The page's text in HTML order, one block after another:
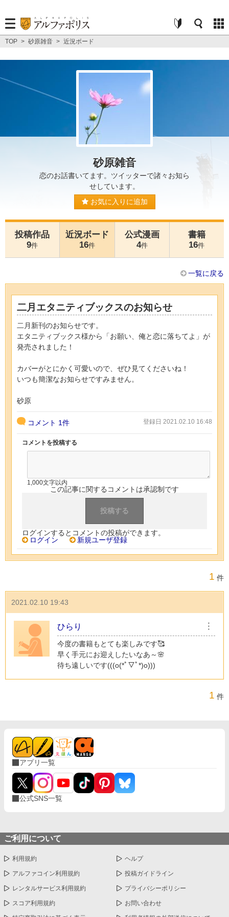
TOP > 砂原雑音 > 近況ボード
砂原雑音
恋のお話書いてます。ツイッターで諸々お知ら
せしています。
お気に入りに追加
投稿作品
9件
近況ボード
16件
公式漫画
4件
書籍
16件
一覧に戻る
二月エタニティブックスのお知らせ
二月新刊のお知らせです。
エタニティブックス様から「お願い、俺と恋に落ちてよ」が
発売されました！
カバーがとにかく可愛いので、ぜひ見てくださいね！
いつも簡潔なお知らせですみません。
砂原
コメント 1件 登録日 2021.02.10 16:48
コメントを投稿する
1,000文字以内
この記事に関するコメントは承認制です
ログインするとコメントの投稿ができます。
ログイン
新規ユーザ登録
1 件
2021.02.10 19:43
ひらり ︙
今度の書籍もとても楽しみです🥰
早く手元にお迎えしたいなあ～🌸
待ち遠しいです(((o(*ﾟ▽ﾟ*)o)))
1 件
アプリ一覧
公式SNS一覧
ご利用について
利用規約 ヘルプ
アルファコイン利用規約 投稿ガイドライン
レンタルサービス利用規約 プライバシーポリシー
スコア利用規約 お問い合わせ